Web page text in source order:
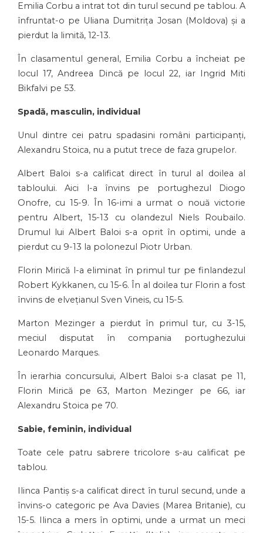
Emilia Corbu a intrat tot din turul secund pe tablou. A
înfruntat-o pe Uliana Dumitrița Josan (Moldova) și a
pierdut la limită, 12-13.
În clasamentul general, Emilia Corbu a încheiat pe
locul 17, Andreea Dincă pe locul 22, iar Ingrid Miti
Bikfalvi pe 53.
Spadă, masculin, individual
Unul dintre cei patru spadasini români participanți,
Alexandru Stoica, nu a putut trece de faza grupelor.
Albert Baloi s-a calificat direct în turul al doilea al
tabloului. Aici l-a învins pe portughezul Diogo
Onofre, cu 15-9. În 16-imi a urmat o nouă victorie
pentru Albert, 15-13 cu olandezul Niels Roubailo.
Drumul lui Albert Baloi s-a oprit în optimi, unde a
pierdut cu 9-13 la polonezul Piotr Urban.
Florin Mirică l-a eliminat în primul tur pe finlandezul
Robert Kykkanen, cu 15-6. În al doilea tur Florin a fost
învins de elvețianul Sven Vineis, cu 15-5.
Marton Mezinger a pierdut în primul tur, cu 3-15,
meciul disputat în compania portughezului
Leonardo Marques.
În ierarhia concursului, Albert Baloi s-a clasat pe 11,
Florin Mirică pe 63, Marton Mezinger pe 66, iar
Alexandru Stoica pe 70.
Sabie, feminin, individual
Toate cele patru sabrere tricolore s-au calificat pe
tablou.
Ilinca Pantiș s-a calificat direct în turul secund, unde a
învins-o categoric pe Ava Davies (Marea Britanie), cu
15-5. Ilinca a mers în optimi, unde a urmat un meci